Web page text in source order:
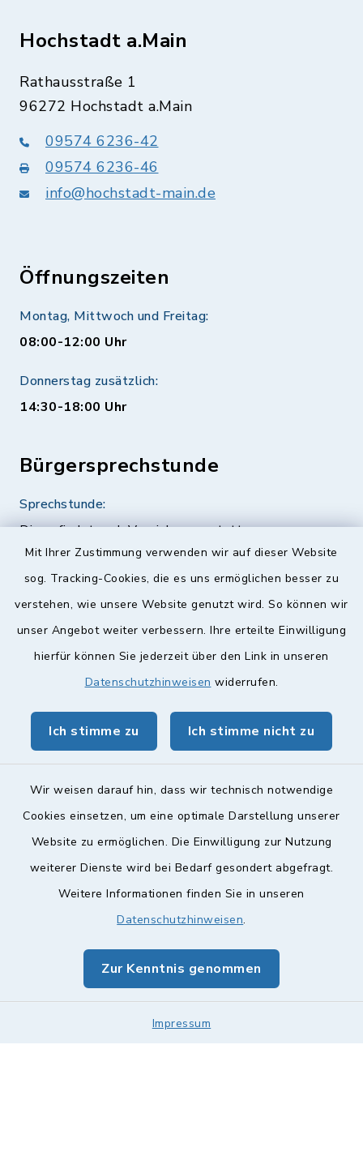
Mit Ihrer Zustimmung verwenden wir auf dieser Website
sog. Tracking-Cookies, die es uns ermöglichen besser zu
verstehen, wie unsere Website genutzt wird. So können wir
unser Angebot weiter verbessern. Ihre erteilte Einwilligung
hierfür können Sie jederzeit über den Link in unseren
Datenschutzhinweisen widerrufen.
Ich stimme zu Ich stimme nicht zu
Wir weisen darauf hin, dass wir technisch notwendige
Cookies einsetzen, um eine optimale Darstellung unserer
Website zu ermöglichen. Die Einwilligung zur Nutzung
weiterer Dienste wird bei Bedarf gesondert abgefragt.
Weitere Informationen finden Sie in unseren
Datenschutzhinweisen.
Zur Kenntnis genommen
Impressum
Hochstadt a.Main
Rathausstraße 1
96272 Hochstadt a.Main
09574 6236-42
09574 6236-46
info@hochstadt-main.de
Öffnungszeiten
Montag, Mittwoch und Freitag:
08:00-12:00 Uhr
Donnerstag zusätzlich:
14:30-18:00 Uhr
Bürgersprechstunde
Sprechstunde:
Diese findet nach Vereinbarung statt.
Weitere Informationen finden Sie hier.
Quicklinks
Landkreis Lichtenfels
geoPortal Lichtenfels
Kontakt
Barrierefreiheit
Impressum
Sitemap